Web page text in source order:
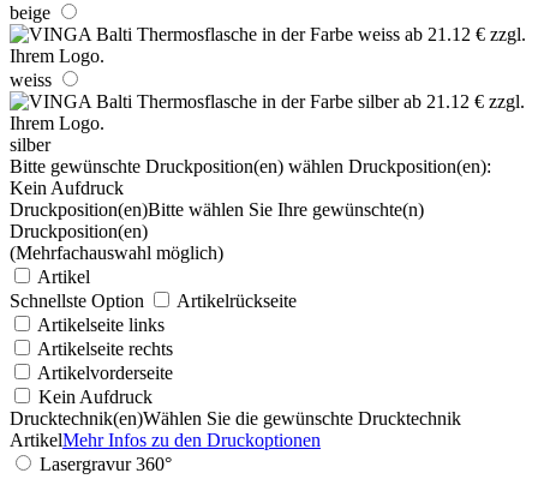
beige
weiss
silber
Bitte gewünschte Druckposition(en) wählen Druckposition(en):
Kein Aufdruck
Druckposition(en)Bitte wählen Sie Ihre gewünschte(n)
Druckposition(en)
(Mehrfachauswahl möglich)
Artikel
Schnellste Option
Artikelrückseite
Artikelseite links
Artikelseite rechts
Artikelvorderseite
Kein Aufdruck
Drucktechnik(en)Wählen Sie die gewünschte Drucktechnik
ArtikelMehr Infos zu den Druckoptionen
Lasergravur 360°